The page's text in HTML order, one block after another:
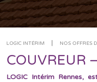
LOGIC INTÉRIM | NOS OFFRES
COUVREUR
LOGIC Intérim Rennes,